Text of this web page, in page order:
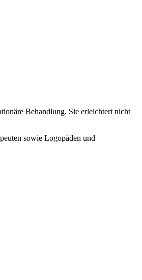
Behandlung. Sie erleichtert nicht
sowie Logopäden und